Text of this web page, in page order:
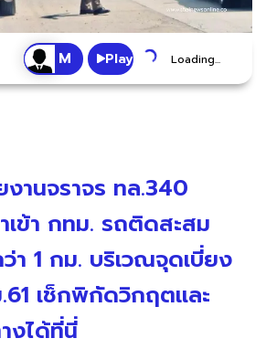
Play Loading...
งานจราจร ทล.340
ข้า กทม. รถติดสะสม
า 1 กม. บริเวณจุดเบี่ยง
เช็กพิกัดวิกฤตและ
งได้ที่นี่